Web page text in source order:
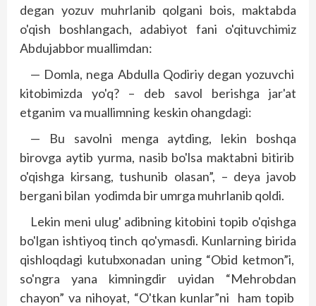
degan yozuv muhrlanib qolgani bois, maktabda
o'qish boshlangach, adabiyot fani o'qituvchimiz
Abdujabbor muallimdan:
— Domla, nega Abdulla Qodiriy degan yozuvchi
kitobimizda yo'q? – deb savol berishga jar'at
etganim va muallimning keskin ohangdagi:
— Bu savolni menga aytding, lekin boshqa
birovga aytib yurma, nasib bo'lsa maktabni bitirib
o'qishga kirsang, tushunib olasan”, – deya javob
bergani bilan yodimda bir umrga muhrlanib qoldi.
Lekin meni ulug' adibning kitobini topib o'qishga
bo'lgan ishtiyoq tinch qo'ymasdi. Kunlarning birida
qishloqdagi kutubxonadan uning “Obid ketmon”i,
so'ngra yana kimningdir uyidan “Mehrobdan
chayon” va nihoyat, “O'tkan kunlar”ni ham topib